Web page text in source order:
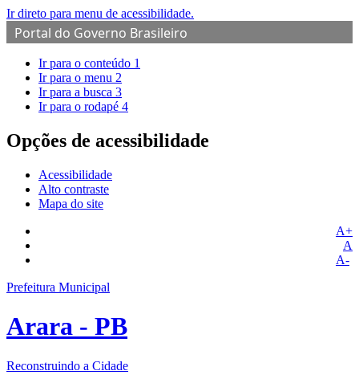
Ir direto para menu de acessibilidade.
Portal do Governo Brasileiro
Ir para o conteúdo 1
Ir para o menu 2
Ir para a busca 3
Ir para o rodapé 4
Opções de acessibilidade
Acessibilidade
Alto contraste
Mapa do site
A+
A
A-
Prefeitura Municipal
Arara - PB
Reconstruindo a Cidade